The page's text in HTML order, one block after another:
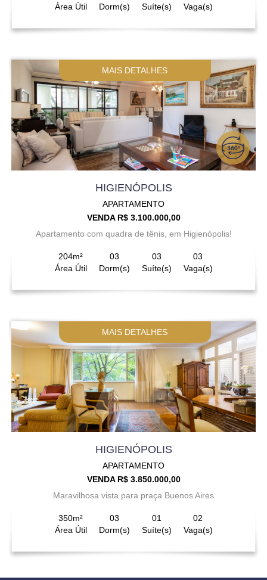
Área Útil
Dorm(s)
Suíte(s)
Vaga(s)
MAIS DETALHES
HIGIENÓPOLIS
APARTAMENTO
VENDA R$ 3.100.000,00
Apartamento com quadra de tênis, em Higienópolis!
204m²
Área Útil
03
Dorm(s)
03
Suíte(s)
03
Vaga(s)
MAIS DETALHES
HIGIENÓPOLIS
APARTAMENTO
VENDA R$ 3.850.000,00
Maravilhosa vista para praça Buenos Aires
350m²
Área Útil
03
Dorm(s)
01
Suíte(s)
02
Vaga(s)